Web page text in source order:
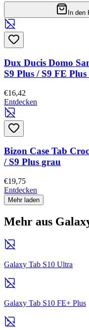
In den
Dux Ducis Domo
S9 Plus / S9 FE
€16,42
Entdecken
Bizon Case Tab
/ S9 Plus grau
€19,75
Entdecken
Mehr laden
Mehr aus
Galaxy Tab S10 Ultra
Galaxy Tab S10 FE+ Plus